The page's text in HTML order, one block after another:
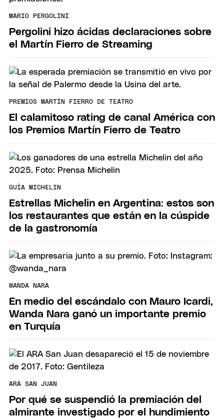
MARIO PERGOLINI
Pergolini hizo ácidas declaraciones sobre
el Martín Fierro de Streaming
PREMIOS MARTÍN FIERRO DE TEATRO
El calamitoso rating de canal América con
los Premios Martín Fierro de Teatro
GUÍA MICHELIN
Estrellas Michelin en Argentina: estos son
los restaurantes que están en la cúspide
de la gastronomía
WANDA NARA
En medio del escándalo con Mauro Icardi,
Wanda Nara ganó un importante premio
en Turquía
ARA SAN JUAN
Por qué se suspendió la premiación del
almirante investigado por el hundimiento